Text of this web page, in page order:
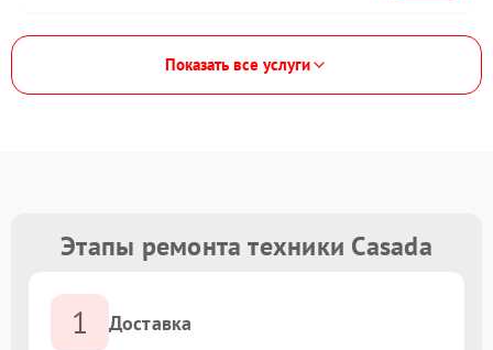
Показать все услуги
Этапы ремонта техники Casada
1 Доставка